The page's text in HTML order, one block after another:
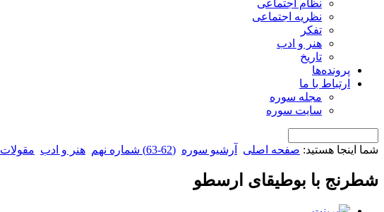
نظام اجتماعی
نظریه اجتماعی
تفکر
هنر و ادب
تاریخ
پرونده‌ها
ارتباط با ما
مجله سوره
سایت سوره
شما اینجا هستید: صفحه اصلی آرشیو سوره (62-63) شماره نهم هنر و ادب مقولات
شطرنج با بوطیقای ارسطو